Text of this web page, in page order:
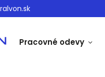
Pracovné odevy